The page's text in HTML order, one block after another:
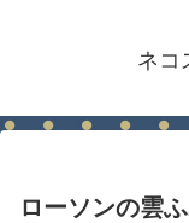
ネコ
ローソンの雲